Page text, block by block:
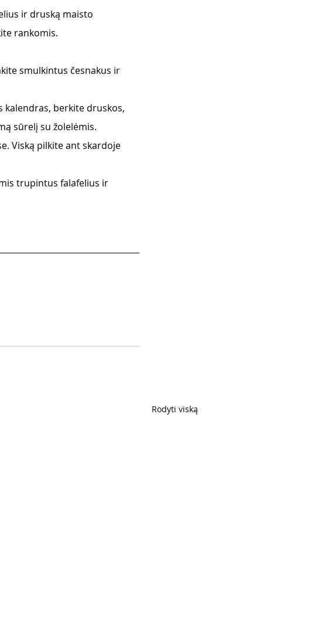
ir druską maisto
rankomis.
smulkintus česnakus ir
berkite druskos,
sūrelį su žolelėmis.
Viską pilkite ant skardoje
trupintus falafelius ir
Rodyti viską